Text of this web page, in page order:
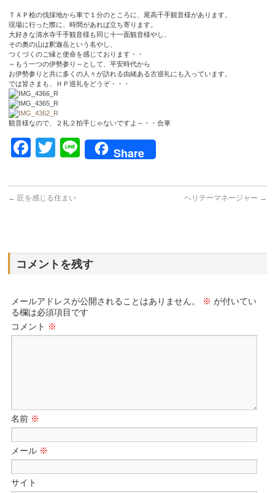
ＴＡＰ桧の伐採地から車で１分のところに、尾高千手観音様があります。
現場に行った際に、時間があれば立ち寄ります。
大好きな清水寺千手観音様も同じ十一面観音様やし、
その奥の山は釈迦岳という名やし、
つくづくのご縁と使命を感じております・・
～もう一つの伊勢参り～として、平安時代から
お伊勢参りと共に多くの人々が訪れる由緒ある古巡礼にも入っています。
では皆さまも、ＨＰ巡礼をどうぞ・・・
観音様なので、２礼２拍手じゃないですよ～・・合掌
Facebook
Twitter
LineShare
← 匠を感じる住まい ヘリテーマネージャー →
コメントを残す
メールアドレスが公開されることはありません。 ※ が付いてい
る欄は必須項目です
コメント ※
名前 ※
メール ※
サイト